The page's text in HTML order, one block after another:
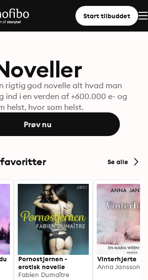
Start tilbuddet
rigtig god novelle alt hvad man
ind i en verden af +600.000 e- og
helst, hvor som helst.
Prøv nu
Se alle
Pornostjernen -
erotisk novelle
Fabien Dumaître
Vinterhjerte
Anna Jansson